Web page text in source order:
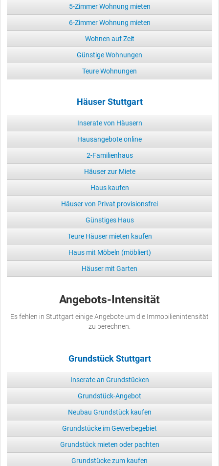
5-Zimmer Wohnung mieten
6-Zimmer Wohnung mieten
Wohnen auf Zeit
Günstige Wohnungen
Teure Wohnungen
Häuser Stuttgart
Inserate von Häusern
Hausangebote online
2-Familienhaus
Häuser zur Miete
Haus kaufen
Häuser von Privat provisionsfrei
Günstiges Haus
Teure Häuser mieten kaufen
Haus mit Möbeln (möbliert)
Häuser mit Garten
Angebots-Intensität
Es fehlen in Stuttgart einige Angebote um die Immobilienintensität
zu berechnen.
Grundstück Stuttgart
Inserate an Grundstücken
Grundstück-Angebot
Neubau Grundstück kaufen
Grundstücke im Gewerbegebiet
Grundstück mieten oder pachten
Grundstücke zum kaufen